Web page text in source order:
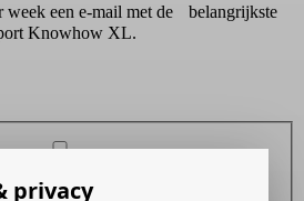
privacy
week een e-mail met de belangrijkste
Knowhow XL.
en ga akkoord met de